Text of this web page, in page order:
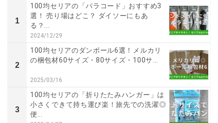
1
100均セリアの「パラコード」おすすめ3
選！ 売り場はどこ？ ダイソーにもあ
る？...
2024/12/29
2
100均セリアのダンボール6選！メルカリ
の梱包材60サイズ・80サイズ・100サ...
2025/03/16
3
100均セリアの「折りたたみハンガー」は
小さくできて持ち運び楽！旅先での洗濯◎
便...